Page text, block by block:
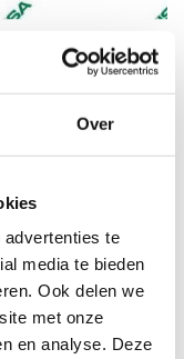
Over
te
media te bieden
Ook delen we
met onze
en analyse. Deze
genou 15mm x 1/2
d'accouplement 15
disponible